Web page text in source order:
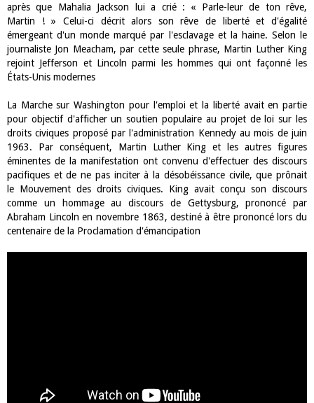
après que Mahalia Jackson lui a crié : « Parle-leur de ton rêve,
Martin ! » Celui-ci décrit alors son rêve de liberté et d'égalité
émergeant d'un monde marqué par l'esclavage et la haine. Selon le
journaliste Jon Meacham, par cette seule phrase, Martin Luther King
rejoint Jefferson et Lincoln parmi les hommes qui ont façonné les
États-Unis modernes
La Marche sur Washington pour l'emploi et la liberté avait en partie
pour objectif d'afficher un soutien populaire au projet de loi sur les
droits civiques proposé par l'administration Kennedy au mois de juin
1963. Par conséquent, Martin Luther King et les autres figures
éminentes de la manifestation ont convenu d'effectuer des discours
pacifiques et de ne pas inciter à la désobéissance civile, que prônait
le Mouvement des droits civiques. King avait conçu son discours
comme un hommage au discours de Gettysburg, prononcé par
Abraham Lincoln en novembre 1863, destiné à être prononcé lors du
centenaire de la Proclamation d'émancipation